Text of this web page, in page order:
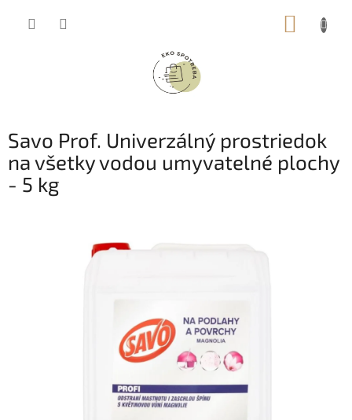
Savo Prof. Univerzálný prostriedok
na všetky vodou umyvatelné plochy
- 5 kg